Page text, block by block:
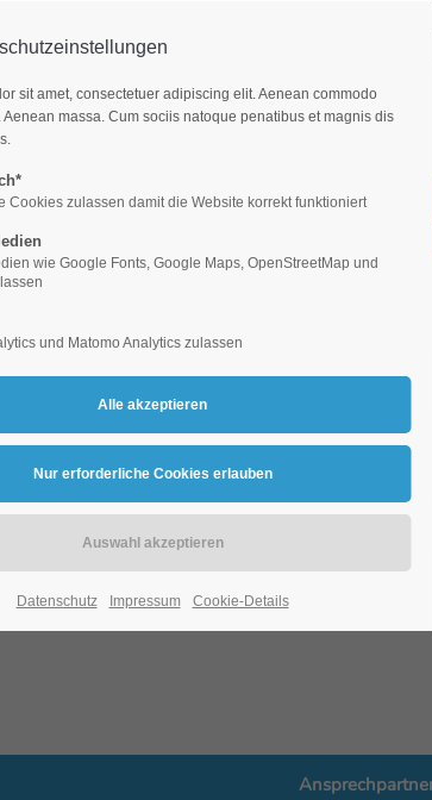
sit amet, consectetuer adipiscing elit. Aenean commodo
Aenean massa. Cum sociis natoque penatibus et magnis dis
Cookies zulassen damit die Website korrekt funktioniert
wie Google Fonts, Google Maps, OpenStreetMap und
und Matomo Analytics zulassen
Datenschutz Impressum Cookie-Details